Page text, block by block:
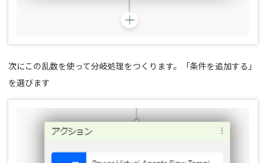
次にこの乱数を使って分岐処理をつくります。「条件を追加する」
を選びます